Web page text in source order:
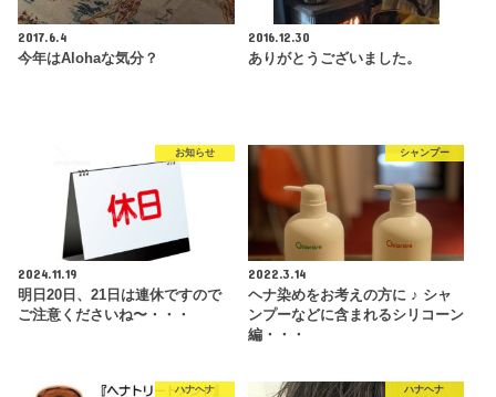
2017.6.4
今年はAlohaな気分？
2016.12.30
ありがとうございました。
お知らせ
2024.11.19
明日20日、21日は連休ですので
ご注意くださいね〜・・・
シャンプー
2022.3.14
ヘナ染めをお考えの方に ♪ シャ
ンプーなどに含まれるシリコーン
編・・・
ハナヘナ ハナヘナ